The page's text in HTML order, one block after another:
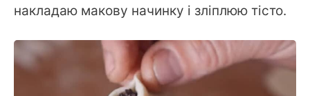
накладаю макову начинку і зліплюю тісто.